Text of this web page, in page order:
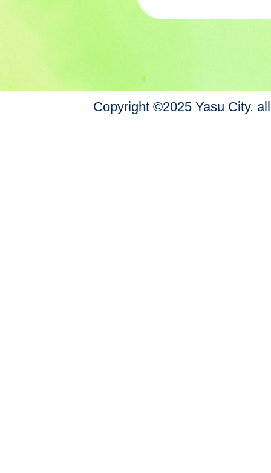
Copyright ©2025 Yasu City.